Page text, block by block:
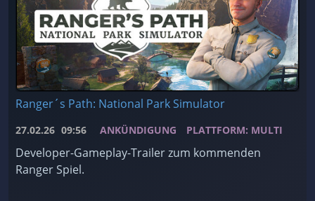
Ranger´s Path: National Park Simulator
27.02.26 09:56 ANKÜNDIGUNG PLATTFORM: MULTI
Developer-Gameplay-Trailer zum kommenden
Ranger Spiel.